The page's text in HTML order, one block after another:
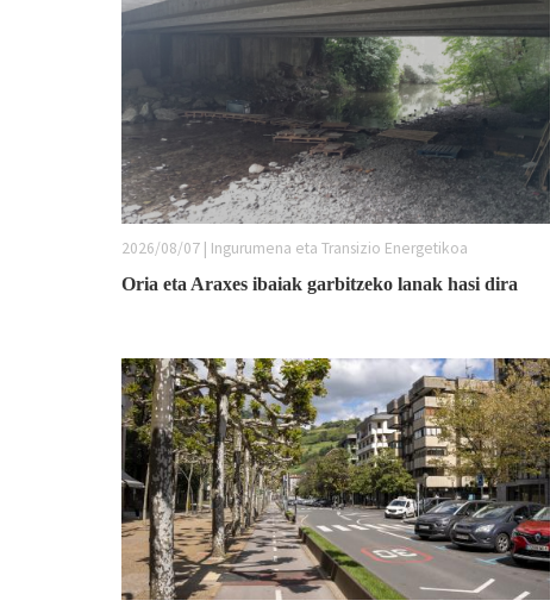
2026/08/07 | Ingurumena eta Transizio Energetikoa
Oria eta Araxes ibaiak garbitzeko lanak hasi dira